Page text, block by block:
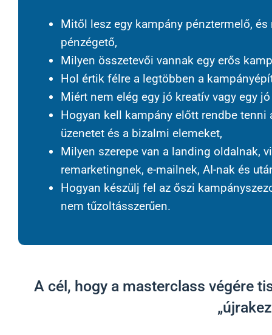
Mitől lesz egy kampány pénztermelő,
pénzégető,
Milyen összetevői vannak egy erős
Hol értik félre a legtöbben a
Miért nem elég egy jó kreatív vagy egy
Hogyan kell kampány előtt rendbe tenni
üzenetet és a bizalmi elemeket,
Milyen szerepe van a landing oldalnak,
remarketingnek, e-mailnek, AI-nak és
Hogyan készülj fel az őszi
nem tűzoltásszerűen.
A cél, hogy a masterclass végére